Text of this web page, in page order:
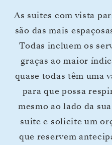
As suites com vista
são das mais
Todas incluem os
graças ao maior
quase todas têm uma
para que possa
mesmo ao lado da
suite e solicite um
que reservem